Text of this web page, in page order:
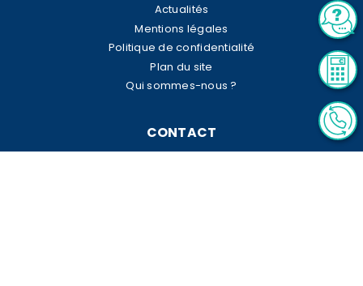
Actualités
Mentions légales
Politique de confidentialité
Plan du site
Qui sommes-nous ?
CONTACT